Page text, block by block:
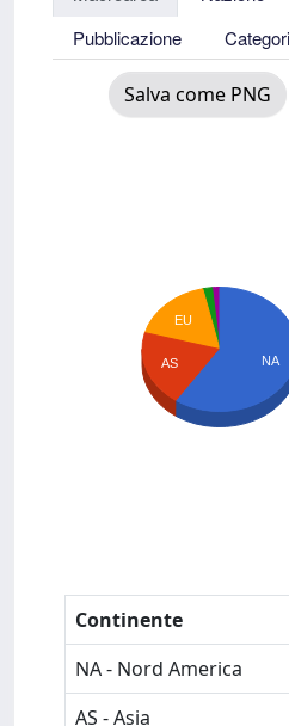
Pubblicazione
Salva come PNG
EU
AS NA
Continente
NA - Nord America
AS - Asia